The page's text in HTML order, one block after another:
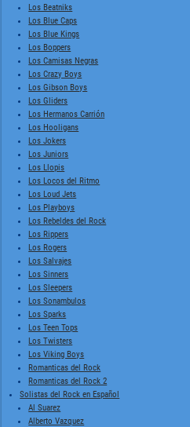
Los Beatniks
Los Blue Caps
Los Blue Kings
Los Boppers
Los Camisas Negras
Los Crazy Boys
Los Gibson Boys
Los Gliders
Los Hermanos Carrión
Los Hooligans
Los Jokers
Los Juniors
Los Llopis
Los Locos del Ritmo
Los Loud Jets
Los Playboys
Los Rebeldes del Rock
Los Rippers
Los Rogers
Los Salvajes
Los Sinners
Los Sleepers
Los Sonambulos
Los Sparks
Los Teen Tops
Los Twisters
Los Viking Boys
Romanticas del Rock
Romanticas del Rock 2
Solistas del Rock en Español
Al Suarez
Alberto Vazquez